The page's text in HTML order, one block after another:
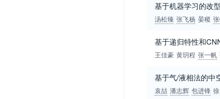
基于机器学习的改
汤松臻 张飞杨 晏稷
基于递归特性和
王佳豪 黄玥程 张一帆
基于气/液相法的中
袁喆 潘志辉 包进锋